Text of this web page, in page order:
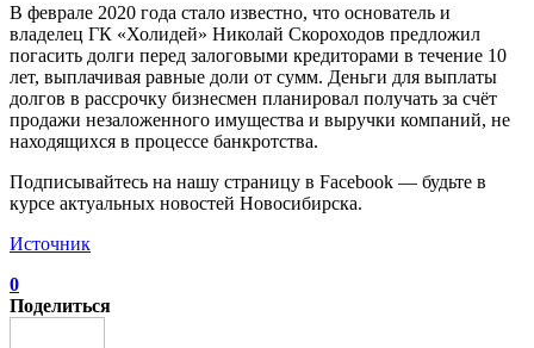
В феврале 2020 года стало известно, что основатель и
владелец ГК «Холидей» Николай Скороходов предложил
погасить долги перед залоговыми кредиторами в течение 10
лет, выплачивая равные доли от сумм. Деньги для выплаты
долгов в рассрочку бизнесмен планировал получать за счёт
продажи незаложенного имущества и выручки компаний, не
находящихся в процессе банкротства.
Подписывайтесь на нашу страницу в Facebook — будьте в
курсе актуальных новостей Новосибирска.
Источник
0
Поделиться